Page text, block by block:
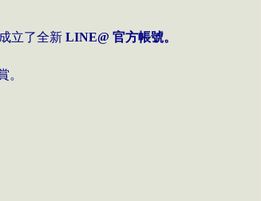
立了全新 LINE@ 官方帳號。
。